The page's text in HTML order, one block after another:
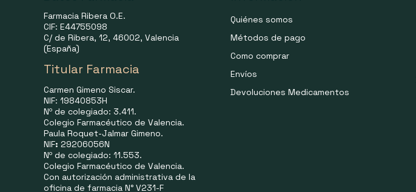
Farmacia Ribera O.E.
CIF: E44755098
C/ de Ribera, 12, 46002, Valencia
(España)
Titular Farmacia
Carmen Gimeno Siscar.
NIF: 19840853H
Nº de colegiado: 3.411.
Colegio Farmacéutico de Valencia.
Paula Roquet-Jalmar Gimeno.
NIF: 29206056N
Nº de colegiado: 11.553.
Colegio Farmacéutico de Valencia.
Con autorización administrativa de la
oficina de farmacia N° V231-F
Quiénes somos
Métodos de pago
Como comprar
Envíos
Devoluciones Medicamentos